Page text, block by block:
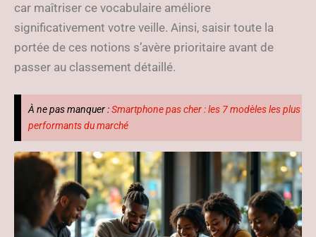
car maîtriser ce vocabulaire améliore
significativement votre veille. Ainsi, saisir toute la
portée de ces notions s’avère prioritaire avant de
passer au classement détaillé.
À ne pas manquer :Smartphone pas cher : les 7 modèles les plus
performants du marché